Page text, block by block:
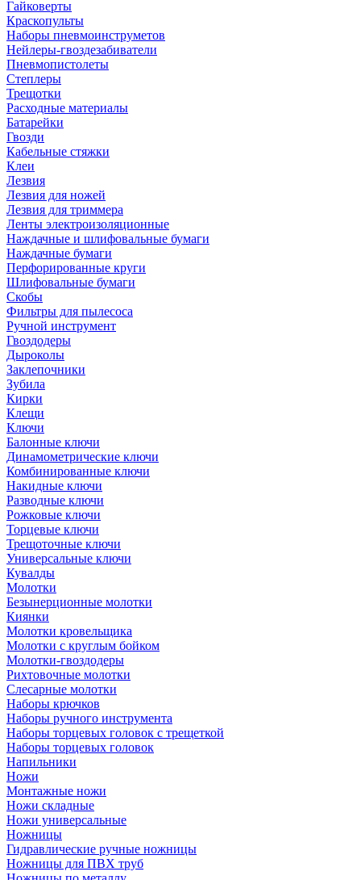
Гайковерты
Краскопульты
Наборы пневмоинструметов
Нейлеры-гвоздезабиватели
Пневмопистолеты
Степлеры
Трещотки
Расходные материалы
Батарейки
Гвозди
Кабельные стяжки
Клеи
Лезвия
Лезвия для ножей
Лезвия для триммера
Ленты электроизоляционные
Наждачные и шлифовальные бумаги
Наждачные бумаги
Перфорированные круги
Шлифовальные бумаги
Скобы
Фильтры для пылесоса
Ручной инструмент
Гвоздодеры
Дыроколы
Заклепочники
Зубила
Кирки
Клещи
Ключи
Балонные ключи
Динамометрические ключи
Комбинированные ключи
Накидные ключи
Разводные ключи
Рожковые ключи
Торцевые ключи
Трещоточные ключи
Универсальные ключи
Кувалды
Молотки
Безынерционные молотки
Киянки
Молотки кровельщика
Молотки с круглым бойком
Молотки-гвоздодеры
Рихтовочные молотки
Слесарные молотки
Наборы крючков
Наборы ручного инструмента
Наборы торцевых головок с трещеткой
Наборы торцевых головок
Напильники
Ножи
Монтажные ножи
Ножи складные
Ножи универсальные
Ножницы
Гидравлические ручные ножницы
Ножницы для ПВХ труб